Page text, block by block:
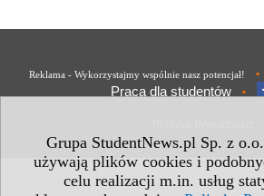
Grupa StudentNews.pl Sp. z
używają plików cookies i
celu realizacji m.in. usług
Reklama - Wykorzystajmy wspólnie nasz potencjał! •
Praca dla studentów •